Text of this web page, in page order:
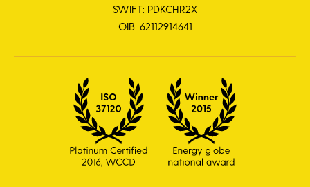
SWIFT: PDKCHR2X
OIB: 62112914641